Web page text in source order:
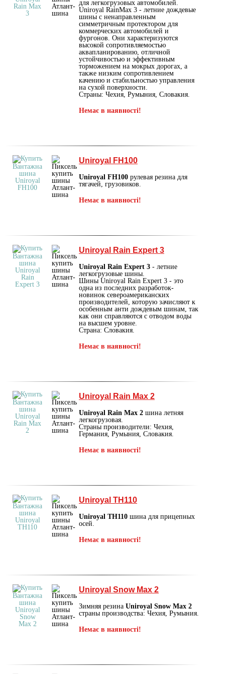
для легкогрузовых автомобилей.
Uniroyal RainMax 3 - летние дождевые
шины с ненаправленным
симметричным протектором для
коммерческих автомобилей и
фургонов. Они характеризуются
высокой сопротивляемостью
аквапланированию, отличной
устойчивостью и эффективным
торможением на мокрых дорогах, а
также низким сопротивлением
качению и стабильностью управления
на сухой поверхности.
Страны: Чехия, Румыния, Словакия.
Немає в наявності!
Uniroyal FH100
Uniroyal FH100 рулевая резина для
тягачей, грузовиков.
Немає в наявності!
Uniroyal Rain Expert 3
Uniroyal Rain Expert 3 - летние
легкогрузовые шины.
Шины Uniroyal Rain Expert 3 - это
одна из последних разработок-
новинок североамериканских
производителей, которую зачисляют к
особенным анти дождевым шинам, так
как они справляются с отводом воды
на высшем уровне.
Страна: Словакия.
Немає в наявності!
Uniroyal Rain Max 2
Uniroyal Rain Max 2 шина летняя
легкогрузовая.
Страны производители: Чехия,
Германия, Румыния, Словакия.
Немає в наявності!
Uniroyal TH110
Uniroyal TH110 шина для прицепных
осей.
Немає в наявності!
Uniroyal Snow Max 2
Зимняя резина Uniroyal Snow Max 2
страны производства: Чехия, Румыния.
Немає в наявності!